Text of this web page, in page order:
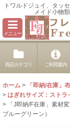
トワルドジュイ、タッ
メイド小物
メニュー
商品カテゴリ ご利用案内
ホーム >
「即納/在庫」
> はぎれサイズ：スト
>
「J即納/F在庫」素材
ブルーグリーン）